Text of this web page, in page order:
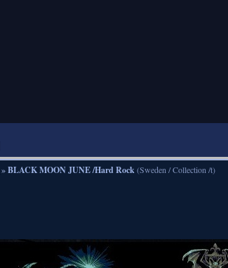
»BLACK MOON JUNE /Hard Rock(Sweden / Collection /t)